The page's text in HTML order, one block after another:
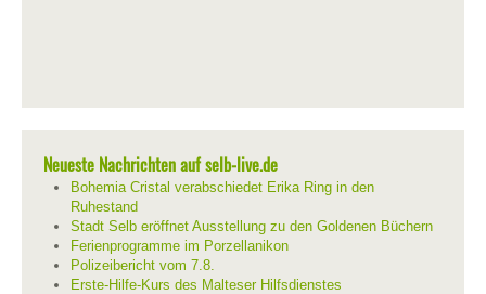
Neueste Nachrichten auf selb-live.de
Bohemia Cristal verabschiedet Erika Ring in den
Ruhestand
Stadt Selb eröffnet Ausstellung zu den Goldenen Büchern
Ferienprogramme im Porzellanikon
Polizeibericht vom 7.8.
Erste-Hilfe-Kurs des Malteser Hilfsdienstes